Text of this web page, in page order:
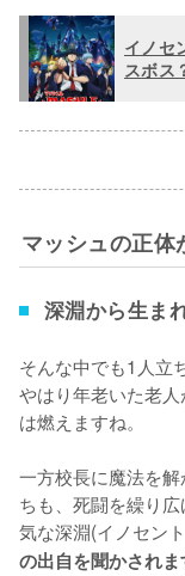
イノセ
スボス
マッシュの正体
深淵から生ま
そんな中でも1人立
やはり年老いた老
は燃えますね。
一方校長に魔法を
ちも、死闘を繰り
気な深淵(イノセン
の出自を聞かされま